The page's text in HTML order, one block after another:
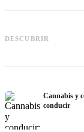
DESCUBRIR
estudios
Cannabis y
conducir